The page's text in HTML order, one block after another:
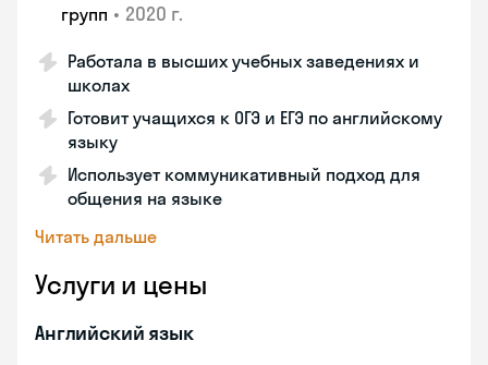
групп • 2020 г.
Работала в высших учебных заведениях и
школах
Готовит учащихся к ОГЭ и ЕГЭ по английскому
языку
Использует коммуникативный подход для
общения на языке
Читать дальше
Услуги и цены
Английский язык